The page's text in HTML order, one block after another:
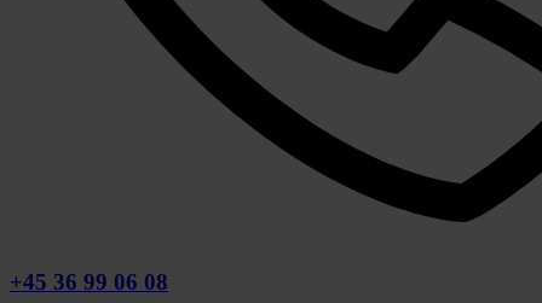
+45 36 99 06 08